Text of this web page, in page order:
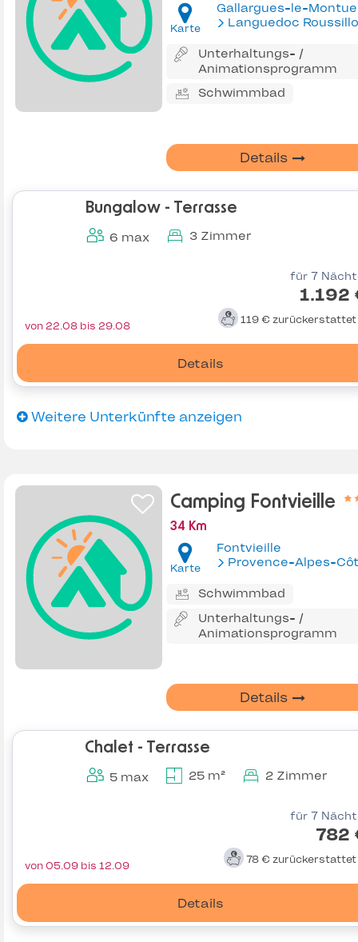
Karte
Gallargues-le-
Languedoc
Unterhaltungs- /
Animationsprogramm
Schwimmbad
Details
Bungalow - Terrasse
6 max 3 Zimmer
für 7
1.192
119 € zurückerstattet
Details
von 22.08 bis 29.08
Weitere Unterkünfte anzeigen
Camping Fontvieille
34 Km
Karte
Fontvieille
Provence-Alpes-Côte
Schwimmbad
Unterhaltungs- /
Animationsprogramm
Details
Chalet - Terrasse
5 max 25 m² 2 Zimmer
für 7
782
78 € zurückerstattet
Details
von 05.09 bis 12.09